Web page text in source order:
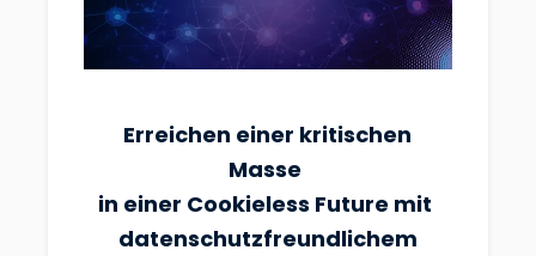
Erreichen einer kritischen
Masse
in einer Cookieless Future mit
datenschutzfreundlichem